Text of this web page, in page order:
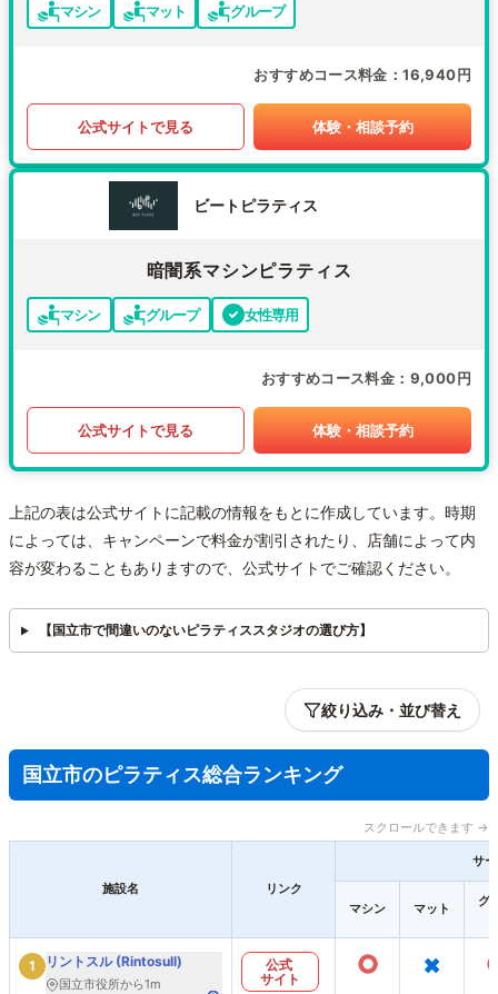
マシン マット グループ
おすすめコース料金 16,940円
公式サイトで見る 体験・相談予約
ビートピラティス
暗闇系マシンピラティス
マシン グループ 女性専用
おすすめコース料金 9,000円
公式サイトで見る 体験・相談予約
上記の表は公式サイトに記載の情報をもとに作成しています。時期
によっては、キャンペーンで料金が割引されたり、店舗によって内
容が変わることもありますので、公式サイトでご確認ください。
【国立市で間違いのないピラティススタジオの選び方】
絞り込み・並び替え
国立市のピラティス総合ランキング
スクロールできます →
施設名 リンク
サ
マシン マット
グ
1 リントスル (Rintosull)
国立市役所から1m
公式
サイト
○ ×